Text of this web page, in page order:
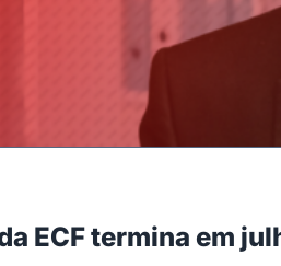
ECF termina em